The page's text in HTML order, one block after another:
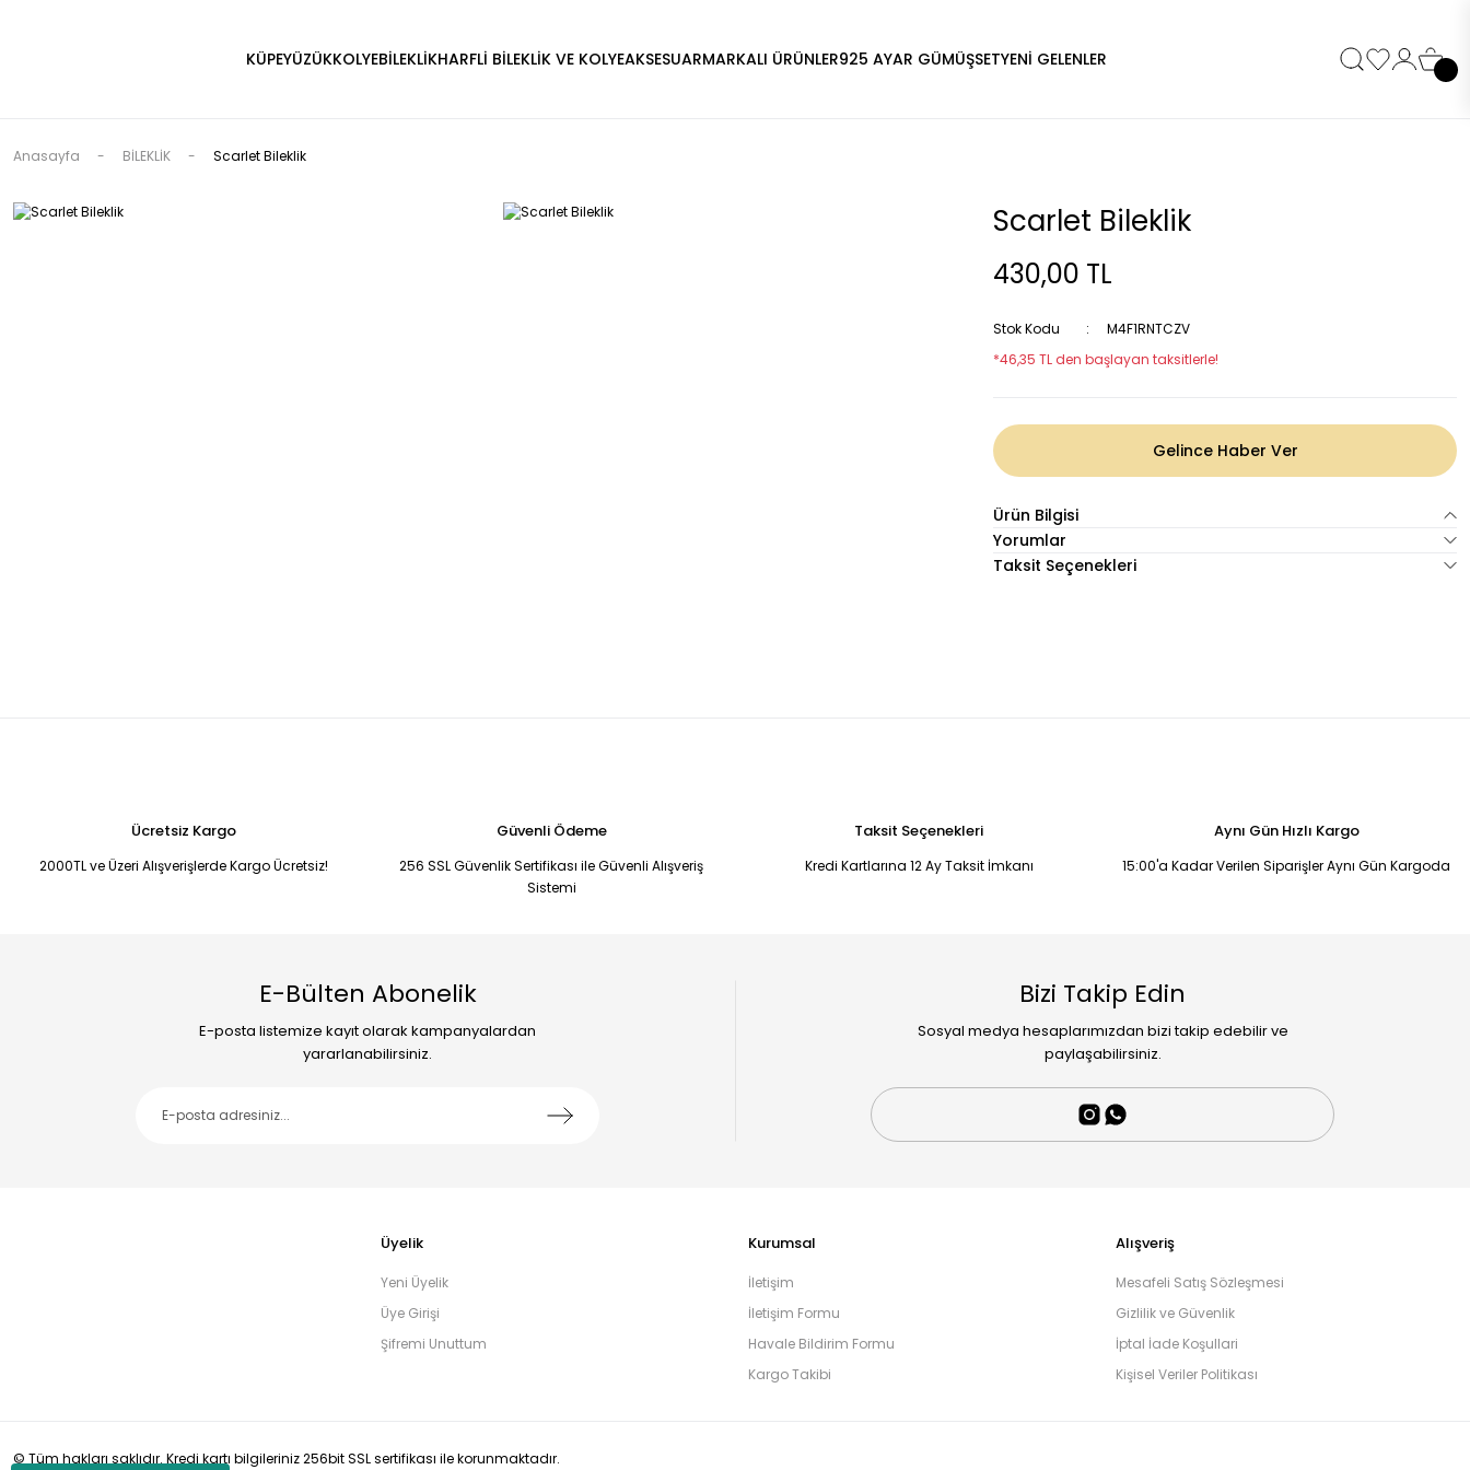
KÜPEYÜZÜKKOLYEBİLEKLİKHARFLİ BİLEKLİK VE KOLYEAKSESUARMARKALI ÜRÜNLER925 AYAR GÜMÜŞSETYENİ GELENLER
Anasayfa BİLEKLİK Scarlet Bileklik
Scarlet Bileklik
430,00 TL
Stok Kodu
M4F1RNTCZV
*46,35 TL den başlayan taksitlerle!
Gelince Haber Ver
Ürün Bilgisi
Yorumlar
Taksit Seçenekleri
Ücretsiz Kargo
2000TL ve Üzeri Alışverişlerde Kargo Ücretsiz!
Güvenli Ödeme
256 SSL Güvenlik Sertifikası ile Güvenli Alışveriş
Sistemi
Taksit Seçenekleri
Kredi Kartlarına 12 Ay Taksit İmkanı
Aynı Gün Hızlı Kargo
15:00'a Kadar Verilen Siparişler Aynı Gün Kargoda
E-Bülten Abonelik
E-posta listemize kayıt olarak kampanyalardan
yararlanabilirsiniz.
Bizi Takip Edin
Sosyal medya hesaplarımızdan bizi takip edebilir ve
paylaşabilirsiniz.
Üyelik
Yeni Üyelik
Üye Girişi
Şifremi Unuttum
Kurumsal
İletişim
İletişim Formu
Havale Bildirim Formu
Kargo Takibi
Alışveriş
Mesafeli Satış Sözleşmesi
Gizlilik ve Güvenlik
İptal İade Koşullari
Kişisel Veriler Politikası
© Tüm hakları saklıdır. Kredi kartı bilgileriniz 256bit SSL sertifikası ile korunmaktadır.